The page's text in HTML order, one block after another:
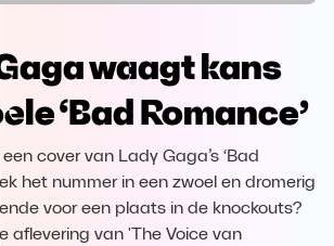
Edge Download
Download
waagt kans
‘Bad Romance’
cover van Lady Gaga’s ‘Bad
het nummer in een zwoel en dromerig
voor een plaats in de knockouts?
aflevering van 'The Voice van